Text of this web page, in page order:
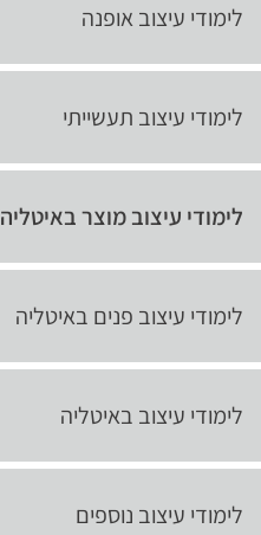
לימודי עיצוב אופנה
לימודי עיצוב תעשייתי
לימודי עיצוב מוצר באיטליה
לימודי עיצוב פנים באיטליה
לימודי עיצוב באיטליה
לימודי עיצוב נוספים